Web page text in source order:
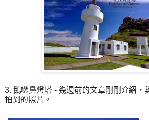
3. 鵝鑾鼻燈塔 - 幾週前的文章剛剛介紹，
拍到的照片。